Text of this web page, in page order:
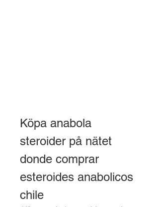
Köpa anabola
steroider på nätet
donde comprar
esteroides anabolicos
chile